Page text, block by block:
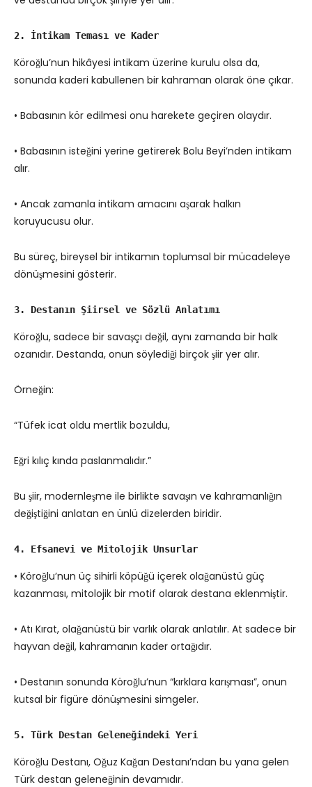
2. İntikam Teması ve Kader
Köroğlu’nun hikâyesi intikam üzerine kurulu olsa da,
sonunda kaderi kabullenen bir kahraman olarak öne çıkar.
• Babasının kör edilmesi onu harekete geçiren olaydır.
• Babasının isteğini yerine getirerek Bolu Beyi’nden intikam
alır.
• Ancak zamanla intikam amacını aşarak halkın
koruyucusu olur.
Bu süreç, bireysel bir intikamın toplumsal bir mücadeleye
dönüşmesini gösterir.
3. Destanın Şiirsel ve Sözlü Anlatımı
Köroğlu, sadece bir savaşçı değil, aynı zamanda bir halk
ozanıdır. Destanda, onun söylediği birçok şiir yer alır.
Örneğin:
“Tüfek icat oldu mertlik bozuldu,
Eğri kılıç kında paslanmalıdır.”
Bu şiir, modernleşme ile birlikte savaşın ve kahramanlığın
değiştiğini anlatan en ünlü dizelerden biridir.
4. Efsanevi ve Mitolojik Unsurlar
• Köroğlu’nun üç sihirli köpüğü içerek olağanüstü güç
kazanması, mitolojik bir motif olarak destana eklenmiştir.
• Atı Kırat, olağanüstü bir varlık olarak anlatılır. At sadece bir
hayvan değil, kahramanın kader ortağıdır.
• Destanın sonunda Köroğlu’nun “kırklara karışması”, onun
kutsal bir figüre dönüşmesini simgeler.
5. Türk Destan Geleneğindeki Yeri
Köroğlu Destanı, Oğuz Kağan Destanı’ndan bu yana gelen
Türk destan geleneğinin devamıdır.